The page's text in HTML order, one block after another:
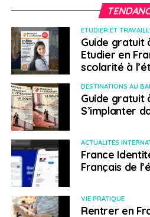
Cas pratique : Analyse
crédit documentaire –
paiement adopter ?
Formalités et procédures
qui peut dédouaner ?
les procédures
quelles opérations pour
l’attribution d’un régime
les autres régimes
Cas pratique :
douane – Déterminez la
ETUDIER ET
Guide gratuit
Etudier en
scolarité à
DESTINATIONS AU
Guide gratuit
S’implanter
ACTUALITÉS
France
Français de
VIE PRATIQUE
Rentrer en